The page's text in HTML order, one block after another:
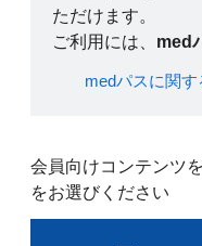
ただけます。
ご利用には、 med
medパスに関
会員向けコンテンツ
をお選びください